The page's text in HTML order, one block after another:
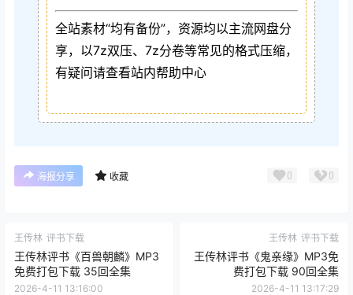
全站素材“均有备份”，资源均以主流网盘分
享，以7z双压、7z分卷等常见的格式压缩，
有疑问请查看站内帮助中心
海报分享 收藏 0 0
王传林 评书下载
王传林评书《百兽朝麟》MP3
免费打包下载 35回全集
2026-4-11 13:16:00
王传林 评书下载
王传林评书《鬼亲缘》MP3免
费打包下载 90回全集
2026-4-11 13:17:29